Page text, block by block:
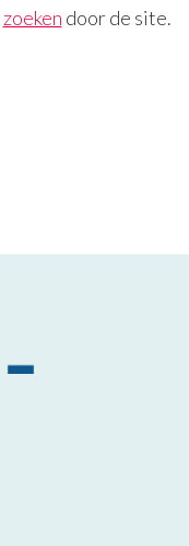
zoeken door de site.